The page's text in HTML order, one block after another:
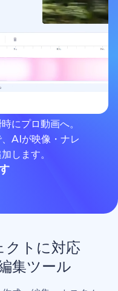
にプロ動画へ。
AIが映像・ナレ
します。
クトに対応
集ツール